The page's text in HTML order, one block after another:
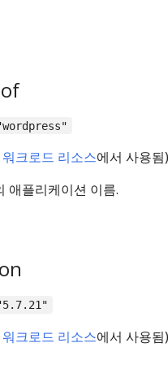
워크로드 리소스에서 사용됨)
애플리케이션 이름.
워크로드 리소스에서 사용됨)